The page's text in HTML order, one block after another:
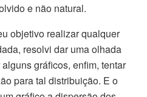
e não natural.
objetivo realizar qualquer
resolvi dar uma olhada
gráficos, enfim, tentar
para tal distribuição. E o